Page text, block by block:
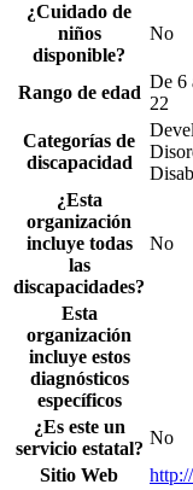
¿Cuidado de
niños
disponible?
No
Rango de edad
De 6
22
Categorías de
discapacidad
¿Esta
organización
incluye todas
las
discapacidades?
No
Esta
organización
incluye estos
diagnósticos
específicos
¿Es este un
servicio estatal?
No
Sitio Web